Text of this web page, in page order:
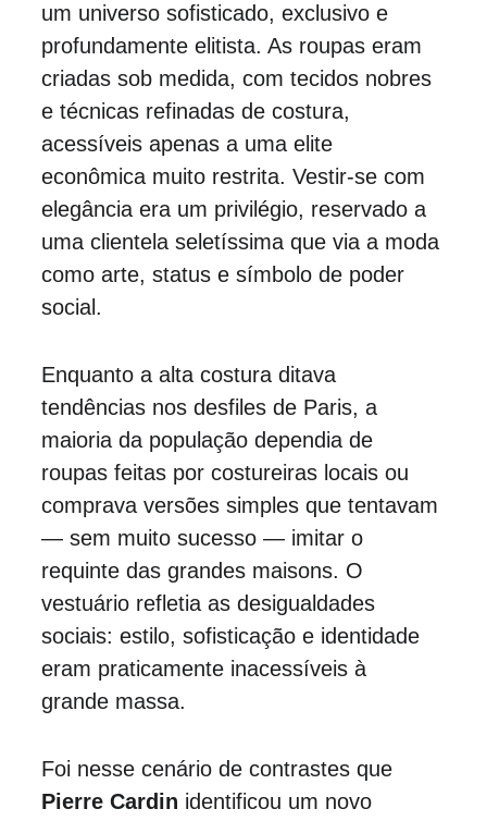
um universo sofisticado, exclusivo e
profundamente elitista. As roupas eram
criadas sob medida, com tecidos nobres
e técnicas refinadas de costura,
acessíveis apenas a uma elite
econômica muito restrita. Vestir-se com
elegância era um privilégio, reservado a
uma clientela seletíssima que via a moda
como arte, status e símbolo de poder
social.
Enquanto a alta costura ditava
tendências nos desfiles de Paris, a
maioria da população dependia de
roupas feitas por costureiras locais ou
comprava versões simples que tentavam
— sem muito sucesso — imitar o
requinte das grandes maisons. O
vestuário refletia as desigualdades
sociais: estilo, sofisticação e identidade
eram praticamente inacessíveis à
grande massa.
Foi nesse cenário de contrastes que
Pierre Cardin identificou um novo